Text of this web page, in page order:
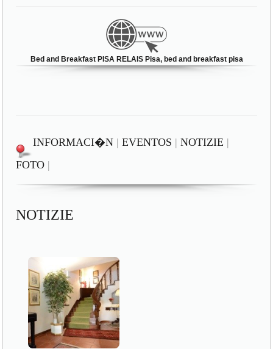
Bed and Breakfast PISA RELAIS Pisa, bed and breakfast pisa
INFORMACI�N |EVENTOS |NOTIZIE |
FOTO |
NOTIZIE